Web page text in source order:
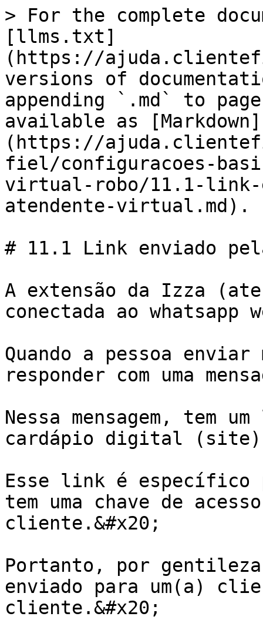
> For the complete
[llms.txt]
(https://
versions of
appending `.md` to
available as [Markdown]
(https://
fiel/configuracoes-
virtual-robo/11.1-link-
atendente-virtual.md).
# 11.1 Link enviado
A extensão da Izza
conectada ao whatsapp
Quando a pessoa
responder com uma
Nessa mensagem, tem
cardápio digital
Esse link é específico
tem uma chave de
cliente.&#x20;
Portanto, por
enviado para um(a)